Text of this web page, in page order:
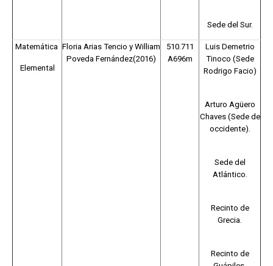
Sede del Sur.
Matemática
Elemental
Floria Arias Tencio y William
Poveda Fernández(2016)
510.711
A696m
Luis Demetrio
Tinoco (Sede
Rodrigo Facio)
Arturo Agüero
Chaves (Sede de
occidente).
Sede del
Atlántico.
Recinto de
Grecia.
Recinto de